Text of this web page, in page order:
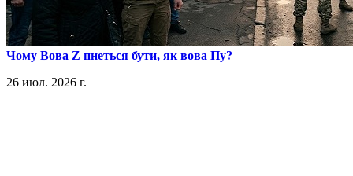
​Чому Вова Z пнеться бути, як вова Пу?
26 июл. 2026 г.